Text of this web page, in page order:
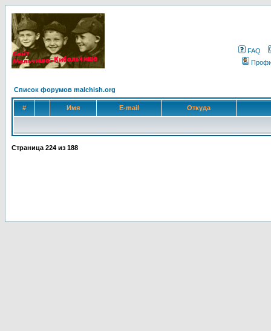
FAQ
Список форумов malchish.org
# Имя E-mail Откуда
Страница 224 из 188